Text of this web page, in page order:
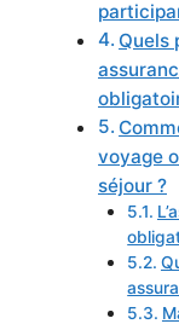
Quels
voyage
séjour ?